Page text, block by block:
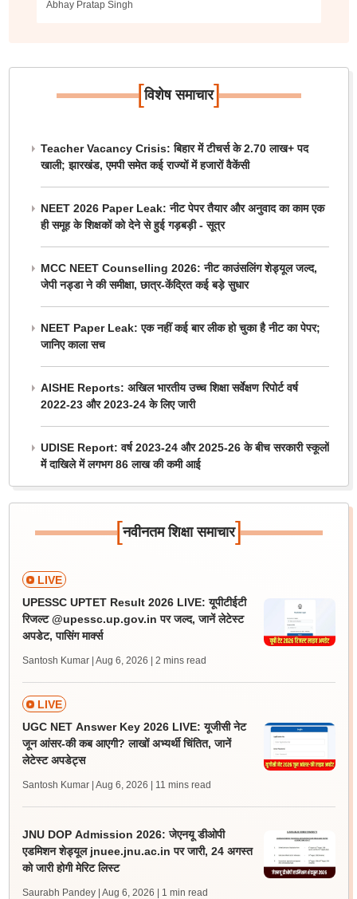
Abhay Pratap Singh
[विशेष समाचार]
Teacher Vacancy Crisis: बिहार में टीचर्स के 2.70 लाख+ पद
खाली; झारखंड, एमपी समेत कई राज्यों में हजारों वैकेंसी
NEET 2026 Paper Leak: नीट पेपर तैयार और अनुवाद का काम एक
ही समूह के शिक्षकों को देने से हुई गड़बड़ी - सूत्र
MCC NEET Counselling 2026: नीट काउंसलिंग शेड्यूल जल्द,
जेपी नड्डा ने की समीक्षा, छात्र-केंद्रित कई बड़े सुधार
NEET Paper Leak: एक नहीं कई बार लीक हो चुका है नीट का पेपर;
जानिए काला सच
AISHE Reports: अखिल भारतीय उच्च शिक्षा सर्वेक्षण रिपोर्ट वर्ष
2022-23 और 2023-24 के लिए जारी
UDISE Report: वर्ष 2023-24 और 2025-26 के बीच सरकारी स्कूलों
में दाखिले में लगभग 86 लाख की कमी आई
[नवीनतम शिक्षा समाचार]
LIVE
UPESSC UPTET Result 2026 LIVE: यूपीटीईटी
रिजल्ट @upessc.up.gov.in पर जल्द, जानें लेटेस्ट
अपडेट, पासिंग मार्क्स
Santosh Kumar | Aug 6, 2026 | 2 mins read
LIVE
UGC NET Answer Key 2026 LIVE: यूजीसी नेट
जून आंसर-की कब आएगी? लाखों अभ्यर्थी चिंतित, जानें
लेटेस्ट अपडेट्स
Santosh Kumar | Aug 6, 2026 | 11 mins read
JNU DOP Admission 2026: जेएनयू डीओपी
एडमिशन शेड्यूल jnuee.jnu.ac.in पर जारी, 24 अगस्त
को जारी होगी मेरिट लिस्ट
Saurabh Pandey | Aug 6, 2026 | 1 min read